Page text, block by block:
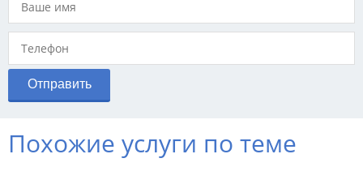
Похожие услуги по теме